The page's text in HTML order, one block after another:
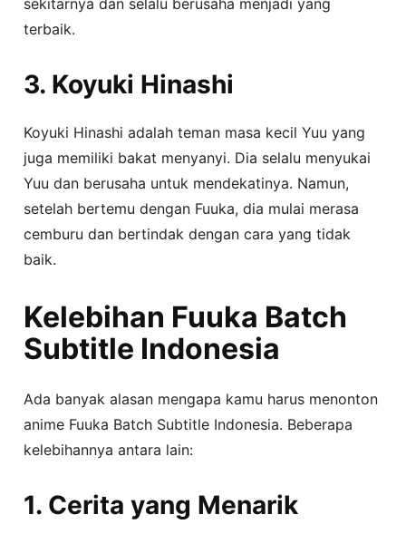
terbaik.
3. Koyuki Hinashi
Koyuki Hinashi adalah teman masa kecil Yuu yang
juga memiliki bakat menyanyi. Dia selalu menyukai
Yuu dan berusaha untuk mendekatinya. Namun,
setelah bertemu dengan Fuuka, dia mulai merasa
cemburu dan bertindak dengan cara yang tidak
baik.
Kelebihan Fuuka Batch
Subtitle Indonesia
Ada banyak alasan mengapa kamu harus menonton
anime Fuuka Batch Subtitle Indonesia. Beberapa
kelebihannya antara lain:
1. Cerita yang Menarik